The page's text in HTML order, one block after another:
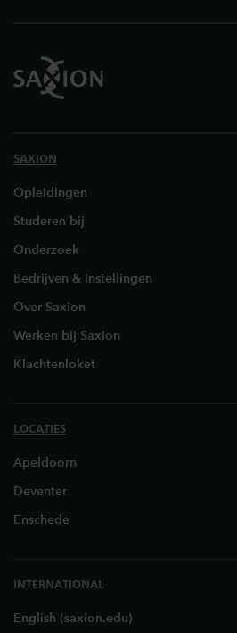
SAXION
Opleidingen
Studeren bij
Onderzoek
Bedrijven & Instellingen
Over Saxion
Werken bij Saxion
Klachtenloket
LOCATIES
Apeldoorn
Deventer
Enschede
INTERNATIONAL
English (saxion.edu)